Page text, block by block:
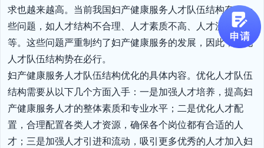
求也越来越高。当前我国妇产健康服务人才队伍结构存在一
些问题，如人才结构不合理、人才素质不高、人才流动性大
等。这些问题严重制约了妇产健康服务的发展，因此，优化
人才队伍结构势在必行。
妇产健康服务人才队伍结构优化的具体内容。优化人才队伍
结构需要从以下几个方面入手：一是加强人才培养，提高妇
产健康服务人才的整体素质和专业水平；二是优化人才配
置，合理配置各类人才资源，确保各个岗位都有合适的人
才；三是加强人才引进和流动，吸引更多优秀的人才加入妇